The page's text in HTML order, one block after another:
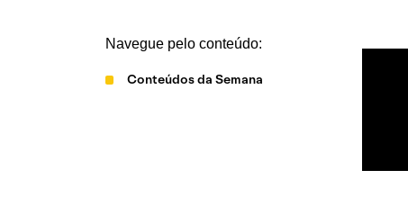
Navegue pelo conteúdo:
Conteúdos da Semana